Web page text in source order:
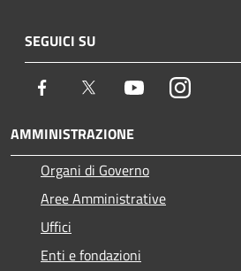
SEGUICI SU
Facebook Twitter YoutubeInstagram
AMMINISTRAZIONE
Organi di Governo
Aree Amministrative
Uffici
Enti e fondazioni